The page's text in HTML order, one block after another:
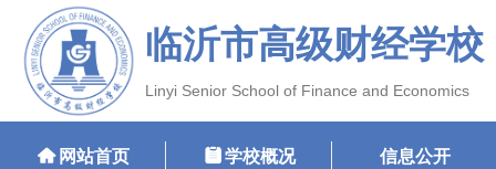
临沂市高级财经学校
Linyi Senior School of Finance and Economics
낀 网站首页 뀳 学校概况 信息公开